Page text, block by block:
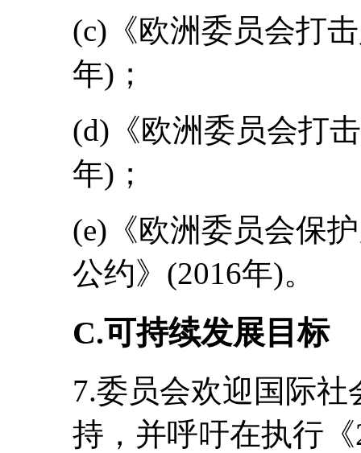
(c)《欧洲委员会打
年)；
(d)《欧洲委员会打
年)；
(e)《欧洲委员会保
公约》(2016年)。
C.可持续发展目标
7.委员会欢迎国际
持，并呼吁在执行